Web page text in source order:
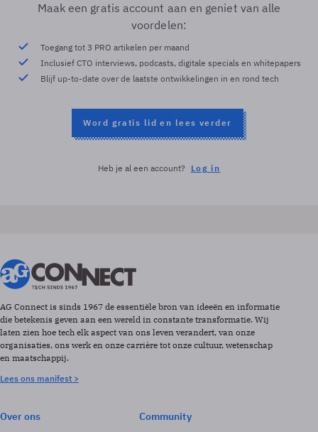
Maak een gratis account aan en geniet van alle
voordelen:
Toegang tot 3 PRO artikelen per maand
Inclusief CTO interviews, podcasts, digitale specials en whitepapers
Blijf up-to-date over de laatste ontwikkelingen in en rond tech
Word gratis lid en lees verder
Heb je al een account? Log in
AG Connect is sinds 1967 de essentiële bron van ideeën en informatie
die betekenis geven aan een wereld in constante transformatie. Wij
laten zien hoe tech elk aspect van ons leven verandert, van onze
organisaties, ons werk en onze carrière tot onze cultuur, wetenschap
en maatschappij.
Lees ons manifest >
Over ons
Community